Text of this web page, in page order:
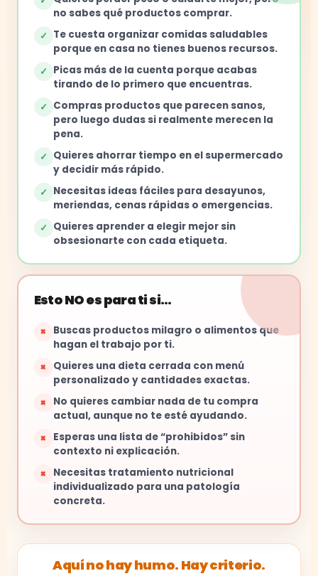
no sabes qué productos comprar.
✓ Te cuesta organizar comidas saludables
porque en casa no tienes buenos recursos.
✓ Picas más de la cuenta porque acabas
tirando de lo primero que encuentras.
✓ Compras productos que parecen sanos,
pero luego dudas si realmente merecen la
pena.
✓ Quieres ahorrar tiempo en el supermercado
y decidir más rápido.
✓ Necesitas ideas fáciles para desayunos,
meriendas, cenas rápidas o emergencias.
✓ Quieres aprender a elegir mejor sin
obsesionarte con cada etiqueta.
Esto NO es para ti si…
×
Buscas productos milagro o alimentos que
hagan el trabajo por ti.
×
Quieres una dieta cerrada con menú
personalizado y cantidades exactas.
×
No quieres cambiar nada de tu compra
actual, aunque no te esté ayudando.
×
Esperas una lista de “prohibidos” sin
contexto ni explicación.
×
Necesitas tratamiento nutricional
individualizado para una patología
concreta.
Aquí no hay humo. Hay criterio.